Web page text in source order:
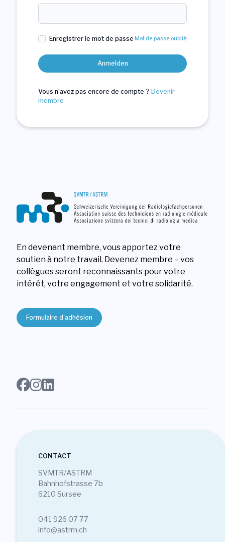
Enregistrer le mot de passe Mot de passe oublié
Anmelden
Vous n'avez pas encore de compte ?Devenir
membre
En devenant membre, vous apportez votre
soutien à notre travail. Devenez membre – vos
collègues seront reconnaissants pour votre
intérêt, votre engagement et votre solidarité.
Formulaire d'adhésion
CONTACT
SVMTR/ASTRM
Bahnhofstrasse 7b
6210 Sursee
041 926 07 77
info@astrm.ch